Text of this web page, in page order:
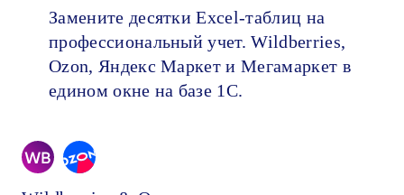
Замените десятки Excel-таблиц на
профессиональный учет. Wildberries,
Ozon, Яндекс Маркет и Мегамаркет в
едином окне на базе 1С.